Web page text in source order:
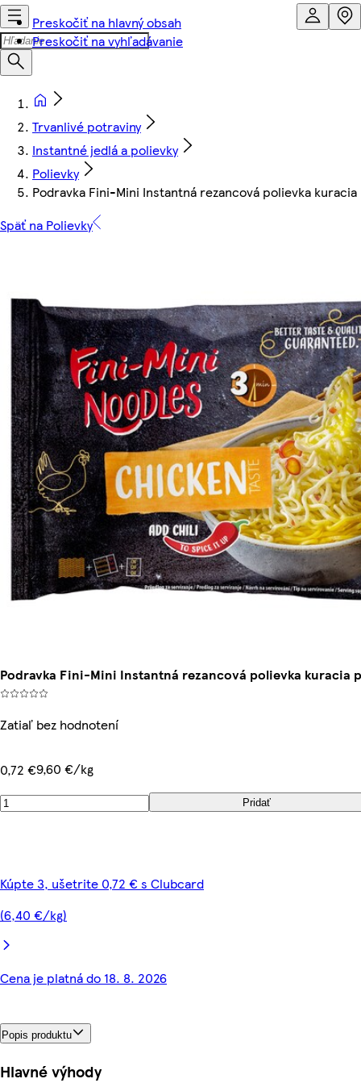
Preskočiť na hlavný obsah
Preskočiť na vyhľadávanie
Trvanlivé potraviny
Instantné jedlá a polievky
Polievky
Podravka Fini-Mini Instantná rezancová polievka
Späť na Polievky
Podravka Fini-Mini Instantná rezancová polievka kuracia
Zatiaľ bez hodnotení
0,72 €9,60 €/kg
Pridať
Kúpte 3, ušetrite 0,72 € s Clubcard
(6,40 €/kg)
Cena je platná do 18. 8. 2026
Popis produktu
Hlavné výhody